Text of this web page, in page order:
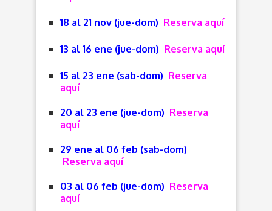
18 al 21 nov (jue-dom) Reserva aquí
13 al 16 ene (jue-dom) Reserva aquí
15 al 23 ene (sab-dom) Reserva
aquí
20 al 23 ene (jue-dom) Reserva
aquí
29 ene al 06 feb (sab-dom)
Reserva aquí
03 al 06 feb (jue-dom) Reserva
aquí